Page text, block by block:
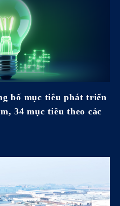
bố mục tiêu phát triển
34 mục tiêu theo các